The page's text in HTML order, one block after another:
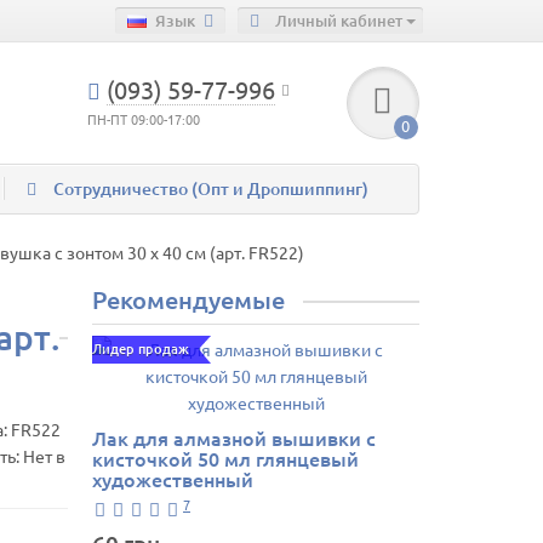
Личный кабинет
Язык
(093) 59-77-996
ПН-ПТ 09:00-17:00 0
Сотрудничество (Опт и Дропшиппинг)
с зонтом 30 х 40 см (арт. FR522)
FR522
Нет в
Рекомендуемые
Лидер продаж
Лак для алмазной вышивки с
кисточкой 50 мл глянцевый
художественный
7